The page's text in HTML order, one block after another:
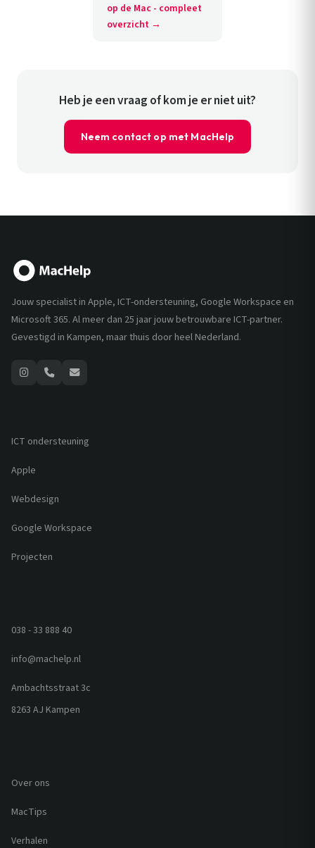
op de Mac - compleet
overzicht →
Heb je een vraag of kom je er niet uit?
Neem contact op met MacHelp
Jouw specialist in Apple, ICT-ondersteuning, Google Workspace en
Microsoft 365. Al meer dan 25 jaar jouw betrouwbare ICT-partner.
Gevestigd in Kampen, maar thuis door heel Nederland.
ICT ondersteuning
Apple
Webdesign
Google Workspace
Projecten
038 - 33 888 40
info@machelp.nl
Ambachtsstraat 3c
8263 AJ Kampen
Over ons
MacTips
Verhalen